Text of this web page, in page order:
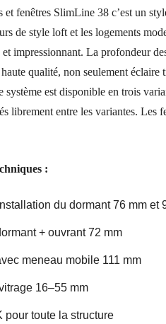
et fenêtres SlimLine 38 c’est un
de style loft et les logements
et impressionnant. La profondeur
qualité, non seulement éclaire
est disponible en trois
librement entre les variantes. Les
:
du dormant 76 mm et
+ ouvrant 72 mm
meneau mobile 111 mm
16–55 mm
pour toute la structure